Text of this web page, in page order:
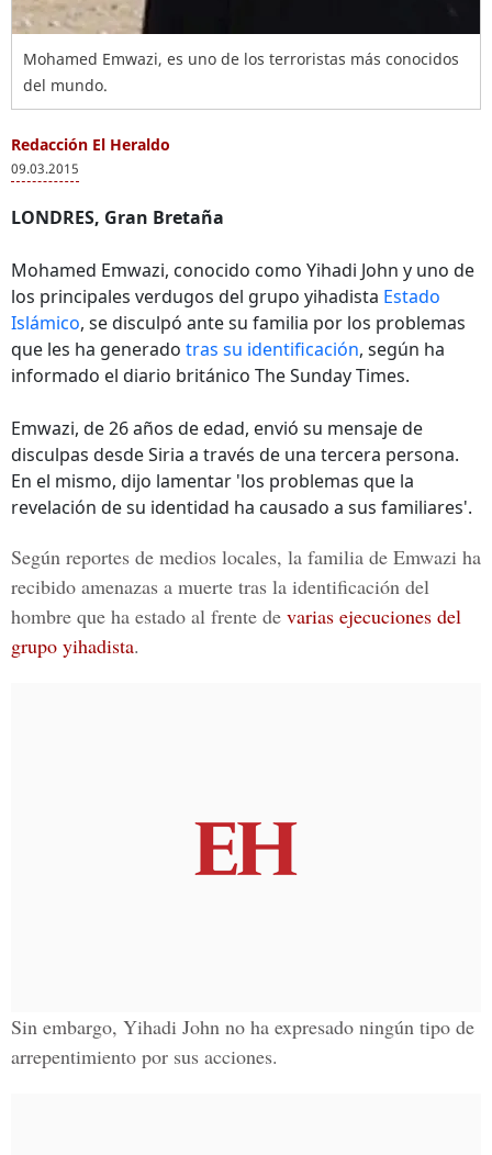
Mohamed Emwazi, es uno de los terroristas más conocidos
del mundo.
Redacción El Heraldo
09.03.2015
LONDRES, Gran Bretaña
Mohamed Emwazi, conocido como Yihadi John y uno de
los principales verdugos del grupo yihadista Estado
Islámico, se disculpó ante su familia por los problemas
que les ha generado tras su identificación, según ha
informado el diario británico The Sunday Times.
Emwazi, de 26 años de edad, envió su mensaje de
disculpas desde Siria a través de una tercera persona.
En el mismo, dijo lamentar 'los problemas que la
revelación de su identidad ha causado a sus familiares'.
Según reportes de medios locales, la familia de Emwazi ha
recibido amenazas a muerte tras la identificación del
hombre que ha estado al frente de varias ejecuciones del
grupo yihadista.
Sin embargo, Yihadi John no ha expresado ningún tipo de
arrepentimiento por sus acciones.